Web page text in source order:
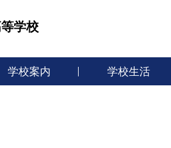
学校
学校案内 学校生活